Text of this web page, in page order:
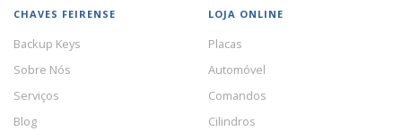
CHAVES FEIRENSE
Backup Keys
Sobre Nós
Serviços
Blog
LOJA ONLINE
Placas
Automóvel
Comandos
Cilindros